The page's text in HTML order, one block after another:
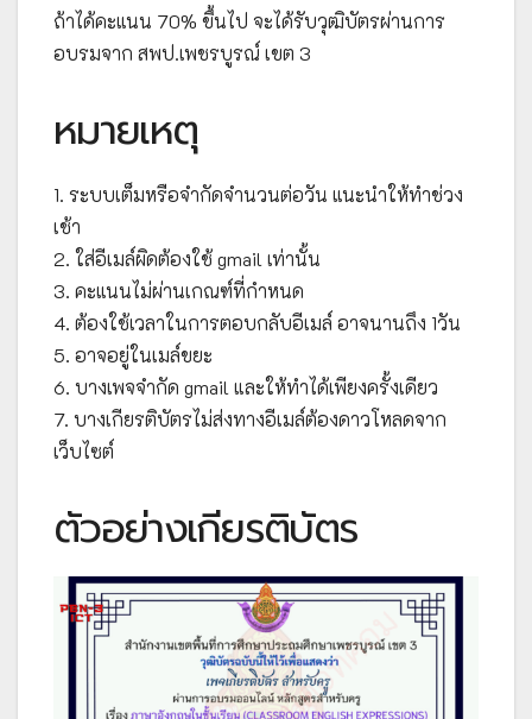
ถ้าได้คะแนน 70% ขึ้นไป จะได้รับวุฒิบัตรผ่านการ
อบรมจาก สพป.เพชรบูรณ์ เขต 3
หมายเหตุ
1. ระบบเต็มหรือจำกัดจำนวนต่อวัน แนะนำให้ทำช่วง
เช้า
2. ใส่อีเมล์ผิดต้องใช้ gmail เท่านั้น
3. คะแนนไม่ผ่านเกณฑ์ที่กำหนด
4. ต้องใช้เวลาในการตอบกลับอีเมล์ อาจนานถึง 1วัน
5. อาจอยู่ในเมล์ขยะ
6. บางเพจจำกัด gmail และให้ทำได้เพียงครั้งเดียว
7. บางเกียรติบัตรไม่ส่งทางอีเมล์ต้องดาวโหลดจาก
เว็บไซต์
ตัวอย่างเกียรติบัตร